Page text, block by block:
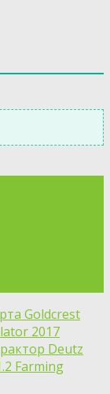
Goldcrest
2017
Deutz
Farming